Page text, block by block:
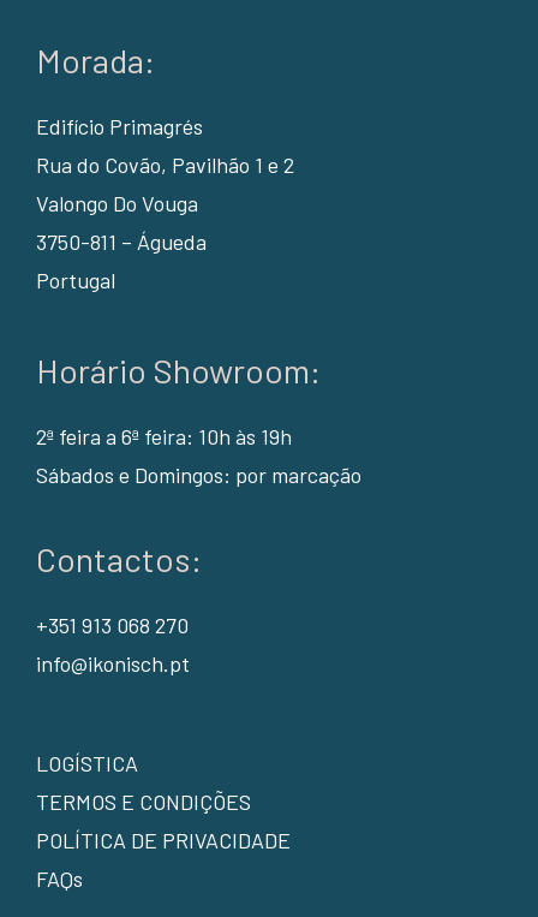
Morada:
Edifício Primagrés
Rua do Covão, Pavilhão 1 e 2
Valongo Do Vouga
3750-811 – Águeda
Portugal
Horário Showroom:
2ª feira a 6ª feira: 10h às 19h
Sábados e Domingos: por marcação
Contactos:
+351 913 068 270
info@ikonisch.pt
LOGÍSTICA
TERMOS E CONDIÇÕES
POLÍTICA DE PRIVACIDADE
FAQs